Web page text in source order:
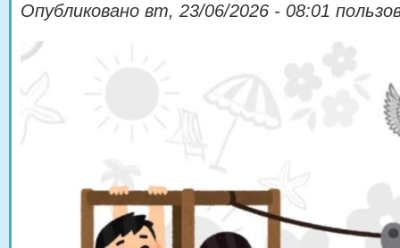
Опубликовано вт, 23/06/2026 - 08:01